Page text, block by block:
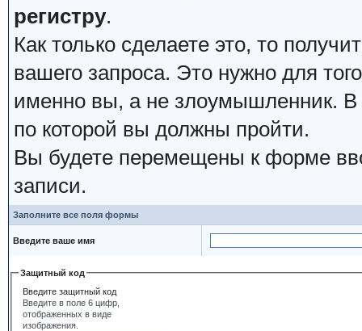
регистру.
Как только сделаете это, то
вашего запроса. Это нужно для
именно вы, а не злоумышленник. В
по которой вы должны пройти.
Вы будете перемещены к форме
записи.
Заполните все поля формы
Введите ваше имя
Защитный код
Введите защитный код
Введите в поле 6 цифр,
отображенных в виде
изображения.